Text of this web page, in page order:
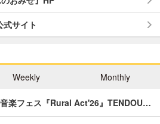
式サイト
Weekly Monthly
楽フェス『Rural Act'26』TENDOU…